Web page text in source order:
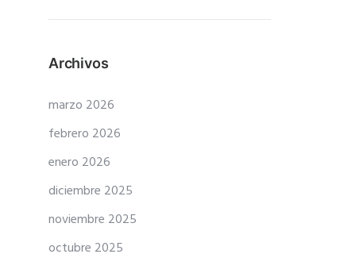
Archivos
marzo 2026
febrero 2026
enero 2026
diciembre 2025
noviembre 2025
octubre 2025